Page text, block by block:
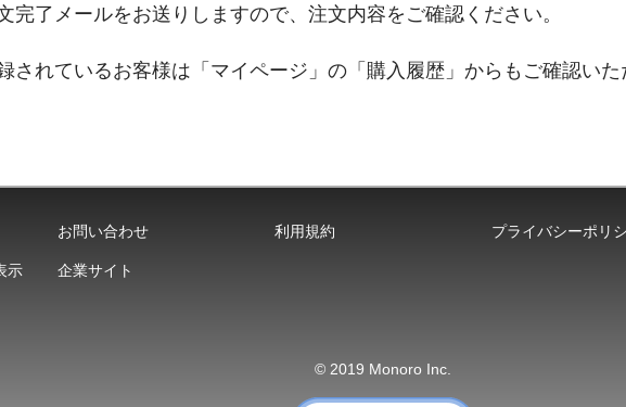
完了メールをお送りしますので、注文内容をご確認ください。
されているお客様は「マイページ」の「 購入 履歴」からもご確認いた
お問い合わせ 利用規約 プライバシーポリ
示 企業サイト
© 2019 Monoro Inc.